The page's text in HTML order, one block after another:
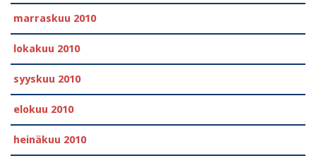
marraskuu 2010
lokakuu 2010
syyskuu 2010
elokuu 2010
heinäkuu 2010